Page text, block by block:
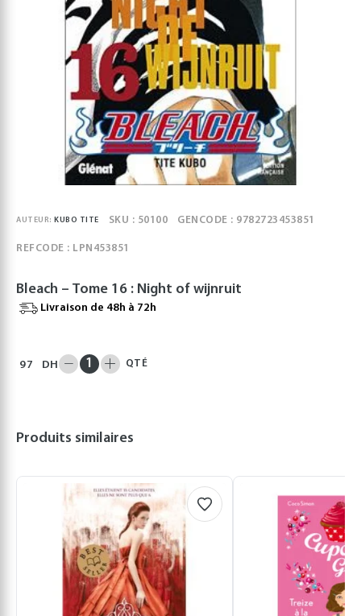
AUTEUR: KUBO TITE SKU : 50100 GENCODE : 9782723453851
REFCODE : LPN453851
Bleach – Tome 16 : Night of wijnruit
Livraison de 48h à 72h
97 DH QTÉ
Produits similaires